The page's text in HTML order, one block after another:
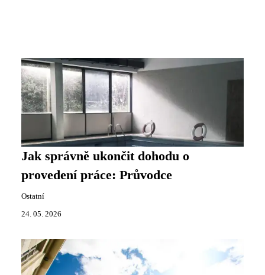
Jak správně ukončit dohodu o
provedení práce: Průvodce
Ostatní
24. 05. 2026